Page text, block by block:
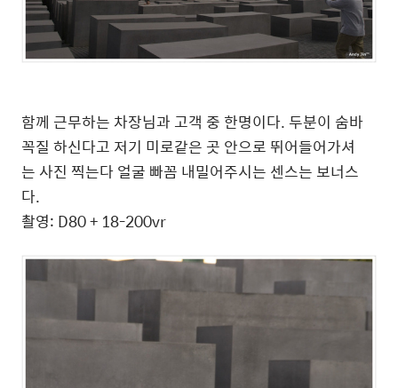
함께 근무하는 차장님과 고객 중 한명이다. 두분이 숨바
꼭질 하신다고 저기 미로같은 곳 안으로 뛰어들어가셔
는 사진 찍는다 얼굴 빠꼼 내밀어주시는 센스는 보너스
다.
촬영: D80 + 18-200vr